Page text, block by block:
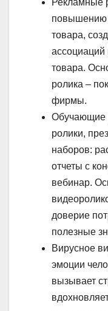
Рекламные
повышению
товара,
ассоциаций
товара.
ролика –
фирмы.
Обучающие
ролики,
наборов:
отчеты с
вебинар.
доверие
полезные
Вирусное
эмоции
вызывает